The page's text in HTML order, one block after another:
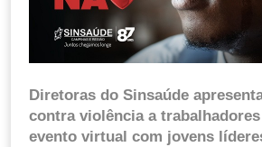
Diretoras do Sinsaúde
contra violência a trabalhadores
evento virtual com jovens